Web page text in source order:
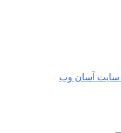
سایت آسان وب